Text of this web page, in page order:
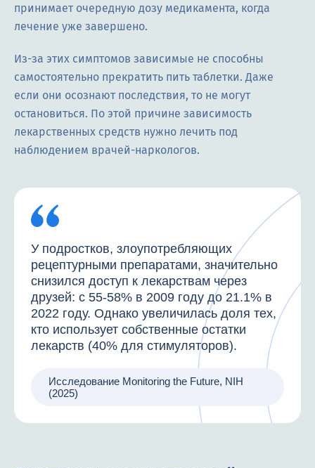
принимает очередную дозу медикамента, когда
лечение уже завершено.
Из-за этих симптомов зависимые не способны
самостоятельно прекратить пить таблетки. Даже
если они осознают последствия, то не могут
остановиться. По этой причине зависимость
лекарственных средств нужно лечить под
наблюдением врачей-наркологов.
У подростков, злоупотребляющих
рецептурными препаратами, значительно
снизился доступ к лекарствам через
друзей: с 55-58% в 2009 году до 21.1% в
2022 году. Однако увеличилась доля тех,
кто использует собственные остатки
лекарств (40% для стимуляторов).
Исследование Monitoring the Future, NIH
(2025)